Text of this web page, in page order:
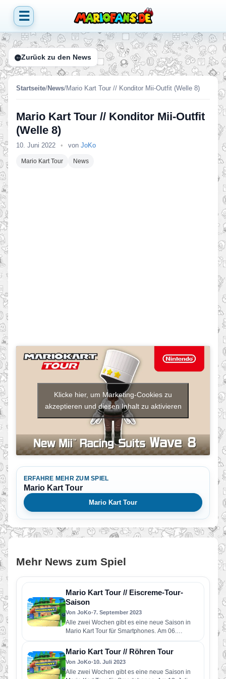
☰
Zurück zu den News
Startseite/News/Mario Kart Tour // Konditor Mii-Outfit (Welle 8)
Mario Kart Tour // Konditor Mii-Outfit
(Welle 8)
10. Juni 2022 • von JoKo
Mario Kart Tour News
Klicke hier, um Marketing-Cookies zu
akzeptieren und diesen Inhalt zu aktivieren
ERFAHRE MEHR ZUM SPIEL
Mario Kart Tour
Mario Kart Tour
Mehr News zum Spiel
Mario Kart Tour // Eiscreme-Tour-
Saison
Von JoKo•7. September 2023
Alle zwei Wochen gibt es eine neue Saison in
Mario Kart Tour für Smartphones. Am 06.
September startet…
Mario Kart Tour // Röhren Tour
Von JoKo•10. Juli 2023
Alle zwei Wochen gibt es eine neue Saison in